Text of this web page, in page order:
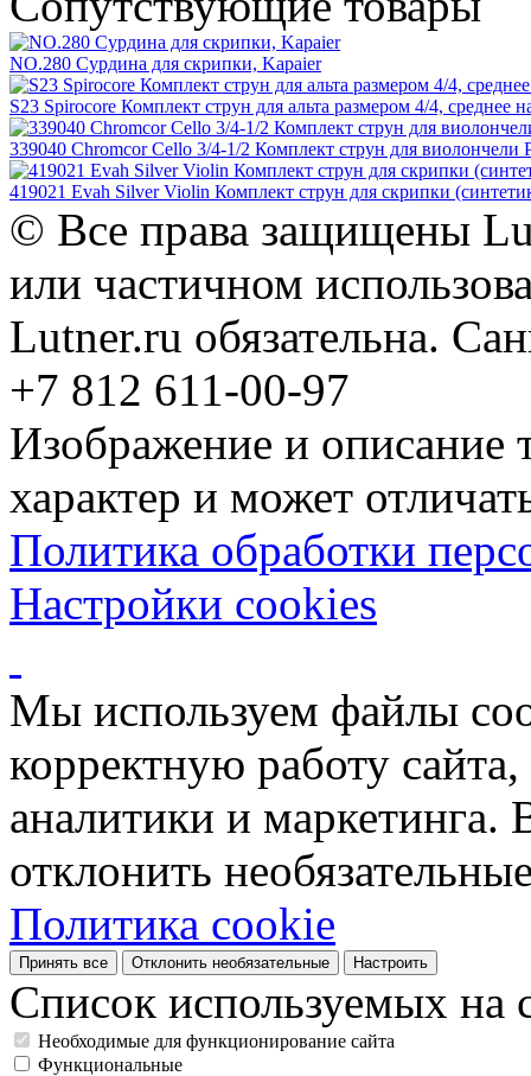
NO.280 Сурдина для скрипки, Kapaier
S23 Spirocore Комплект струн для альта размером 4/4, среднее
339040 Chromcor Cello 3/4-1/2 Комплект струн для виолончели
419021 Evah Silver Violin Комплект струн для скрипки
© Все права защищены
или частичном
Lutner.ru обязательна.
+7 812 611-00-97
Изображение и описание
характер и может
Политика обработки
Настройки cookies
Мы используем файлы
корректную работу
аналитики и
отклонить
Политика cookie
Принять все Отклонить необязательные Настроить
Список используемых на
Необходимые для функционирование сайта
Функциональные